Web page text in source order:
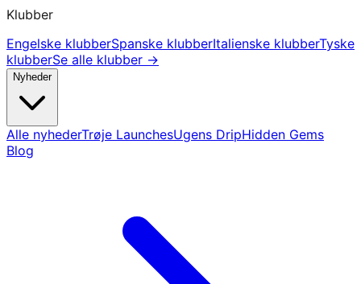
Klubber
Engelske klubberSpanske klubberItalienske klubberTyske
klubberSe alle klubber →
Nyheder
Alle nyhederTrøje LaunchesUgens DripHidden Gems
Blog